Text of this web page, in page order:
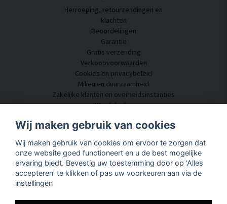
Herroeping, retourzendingen en
klachten
Beoordelingen
Garantie
Gratis verzending
Verkoopvoorwaarden
Cookies en privacybeleid
Milieu en duurzaamheid
Zakelijke klanten en overheidsinstanties
Word dealer
Klantenservice
Neem contact met ons op
Akoestisch advies
Montage en installatie
Vragen en antwoorden
Wij maken gebruik van cookies
Wij maken gebruik van cookies om ervoor te zorgen dat
onze website goed functioneert en u de best mogelijke
ervaring biedt. Bevestig uw toestemming door op ‘Alles
accepteren’ te klikken of pas uw voorkeuren aan via de
instellingen